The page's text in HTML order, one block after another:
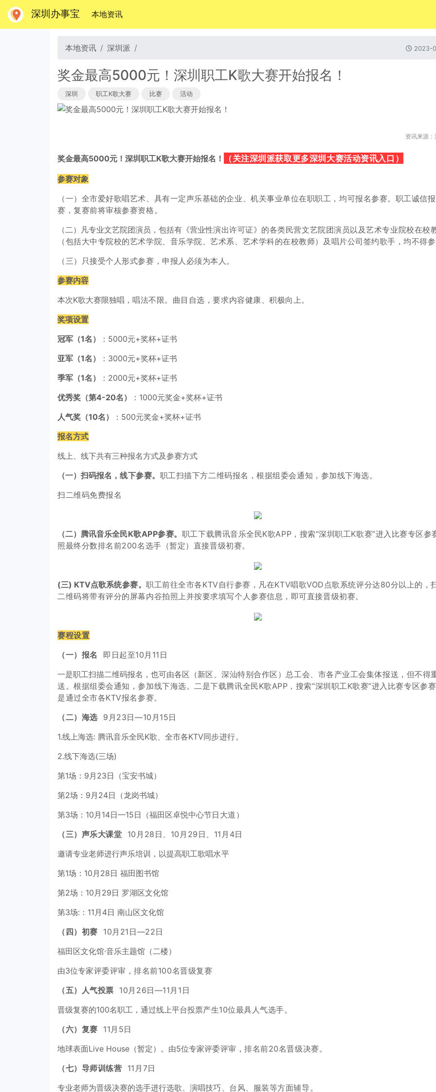
深圳办事宝 本地资讯(当前)
本地资讯 深圳派 2023-
奖金最高5000元！深圳职工K歌大赛开始报名！
深圳 职工K歌大赛 比赛 活动
资讯来源
奖金最高5000元！深圳职工K歌大赛开始报名！ （关注深圳派获取更多深圳大赛活动资讯入口）
参赛对象
（一）全市爱好歌唱艺术、具有一定声乐基础的企业、机关事业单位在职职工，均可报名参赛。 职工诚信
赛，复赛前将审核参赛资格。
（二）凡专业文艺院团演员，包括有《营业性演出许可证》的各类民营文艺院团演员以及艺术专业院校在校
（包括大中专院校的艺术学院、音乐学院、艺术系、艺术学科的在校教师）及唱片公司签约歌手，均不得参
（三）只接受个人形式参赛，申报人必须为本人 。
参赛内容
本次K歌大赛限独唱， 唱法不限。 曲目自选，要求内容健康、积极向上。
奖项设置
冠军（1名）
：5000元+奖杯+证书
亚军（1名）
：3000元+奖杯+证书
季军（1名）
：2000元+奖杯+证书
优秀奖（第4-20名）
：1000元奖金+奖杯+证书
人气奖（10名）
：500元奖金+奖杯+证书
报名方式
线上、线下共有三种报名方式及参赛方式
（一）扫码报名， 线下参赛。 职工扫描下方二维码报名，根据组委会通知，参加线下海选。
扫二维码免费报名
（二）腾讯音乐全民K歌APP参赛。 职工下载腾讯音乐全民K歌APP，搜索“深圳职工K歌赛”进入比赛专区参
照最终分数排名前200名选手（暂定） 直接晋级初赛。
(三) KTV点歌系统参赛。职工前往全市各KTV自行参赛，凡在KTV唱歌VOD点歌系统评分达80分以上的，
二维码将带有评分的屏幕内谷拍照上并按要求填写个人参赛信息，即可直接晋级初赛。
赛程设置
（一）报名
即日起至10月 11日
一是职工扫描二维码报名，也可由各区（新区、深汕特别合作区）总工会、市各产业工会集体报送，但不得
送。根据组委会通知，参加线下海选。二是下载腾讯全民K歌APP，搜索“深圳职工K歌赛”进入比赛专区参赛
是通过全市各KTV报名参赛。
（二）海选 9月23日—10月15日
1.线上海选: 腾讯音乐全民K歌、全市各KTV同步进行。
2.线下海选(三场)
第1场：9月23日（宝安书城）
第2场：9月24日（龙岗书城）
第3场：10月14日—15日（福田区卓悦中心节日大道）
（三）声乐大课堂 10月28日、10月29日、11月4日
邀请专业老师进行声乐培训，以提高职工歌唱水平
第1场：10月28日 福田图书馆
第2场：10月29日 罗湖区文化馆
第3场:：11月4日 南山区文化馆
（四）初赛 10月21日—22日
福田区文化馆·音乐主题馆（二楼）
由3位专家评委评审，排名前100名晋级复赛
（五）人气投票 10月26日—11月1日
晋级复赛的100名职工，通过线上平台投票产生10位最具人气选手。
（六）复赛 11月5日
地球表面Live House（暂定）。由5位专家评委评审，排名前20名晋级决赛。
（七）导师训练营 11月7日
专业老师为晋级决赛的选手进行选歌、演唱技巧、台风、服装等方面辅导。